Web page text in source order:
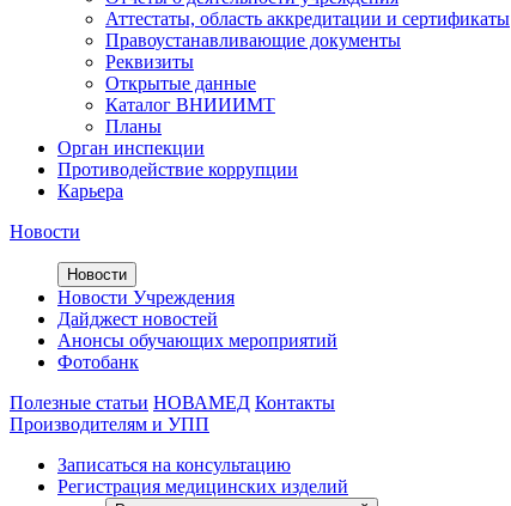
Аттестаты, область аккредитации и сертификаты
Правоустанавливающие документы
Реквизиты
Открытые данные
Каталог ВНИИИМТ
Планы
Орган инспекции
Противодействие коррупции
Карьера
Новости
Новости
Новости Учреждения
Дайджест новостей
Анонсы обучающих мероприятий
Фотобанк
Полезные статьи НОВАМЕД Контакты
Производителям и УПП
Записаться на консультацию
Регистрация медицинских изделий